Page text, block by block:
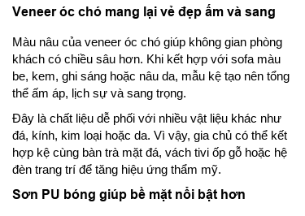
Veneer óc chó mang lại vẻ đẹp ấm và sang
Màu nâu của veneer óc chó giúp không gian phòng
khách có chiều sâu hơn. Khi kết hợp với sofa màu
be, kem, ghi sáng hoặc nâu da, mẫu kệ tạo nên tổng
thể ấm áp, lịch sự và sang trọng.
Đây là chất liệu dễ phối với nhiều vật liệu khác như
đá, kính, kim loại hoặc da. Vì vậy, gia chủ có thể kết
hợp kệ cùng bàn trà mặt đá, vách tivi ốp gỗ hoặc hệ
đèn trang trí để tăng hiệu ứng thẩm mỹ.
Sơn PU bóng giúp bề mặt nổi bật hơn